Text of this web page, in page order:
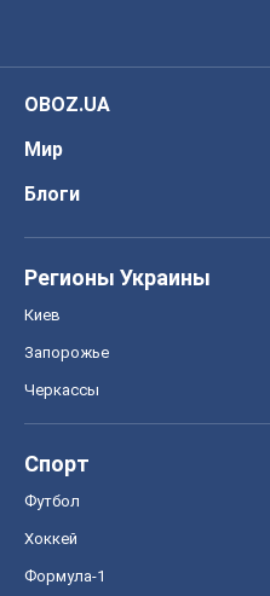
OBOZ.UA
Мир
Блоги
Регионы Украины
Киев
Запорожье
Черкассы
Спорт
Футбол
Хоккей
Формула-1